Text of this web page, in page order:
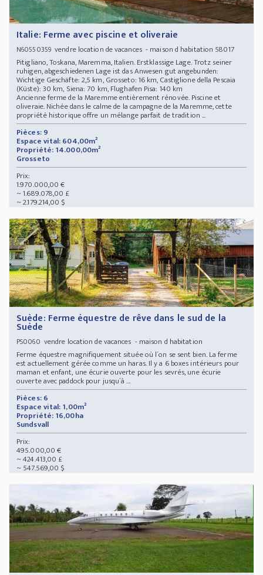
Italie: Ferme avec piscine et oliveraie
N60550359vendre location de vacances - maison d habitation 58017
Pitigliano, Toskana, Maremma, Italien. Erstklassige Lage. Trotz seiner
ruhigen, abgeschiedenen Lage ist das Anwesen gut angebunden:
Wichtige Geschäfte: 2,5 km, Grosseto: 16 km, Castiglione della Pescaia
(Küste): 30 km, Siena: 70 km, Flughafen Pisa: 140 km
Ancienne ferme de la Maremme entièrement rénovée. Piscine et
oliveraie. Nichée dans le calme de la campagne de la Maremme, cette
propriété historique offre un mélange parfait de tradition ...
Pièces: 9
Espace vital: 604,00m²
Propriété: 14.000,00m²
Grosseto
Prix:
1.970.000,00 €
~ 1.689.078,00 £
~ 2.179.214,00 $
Suède: Ferme équestre de rêve dans le sud de la
Suède
PS0060 vendre location de vacances - maison d habitation
Ferme équestre magnifiquement située où l´on se sent bien. La ferme
est actuellement gérée comme un haras. Il y a 6 boxes intérieurs pour
maman et enfant, une écurie ouverte pour les sevrés, une écurie
ouverte avec paddock pour jusqu´à ...
Pièces: 6
Espace vital: 1,00m²
Propriété: 16,00ha
Sundsvall
Prix:
495.000,00 €
~ 424.413,00 £
~ 547.569,00 $